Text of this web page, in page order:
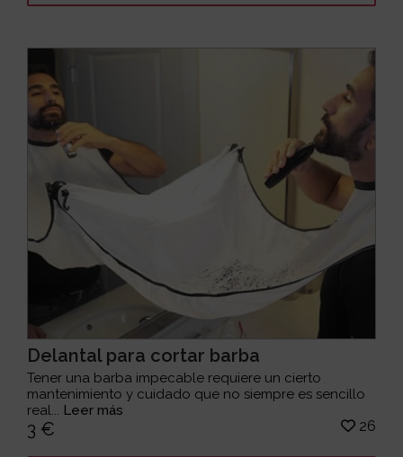
Delantal para cortar barba
Tener una barba impecable requiere un cierto
mantenimiento y cuidado que no siempre es sencillo
real... Leer más
3 € 26